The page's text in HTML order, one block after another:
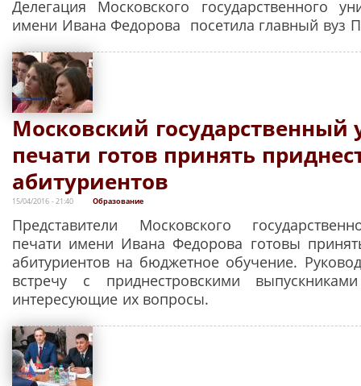
Делегация Московского государственного
имени Ивана Федорова посетила главный вуз
Московский государственный
печати готов принять
абитуриентов
15/04/2016 - 21:40 Образование
Представители Московского
печати имени Ивана Федорова готовы
абитуриентов на бюджетное обучение.
встречу с приднестровскими
интересующие их вопросы.